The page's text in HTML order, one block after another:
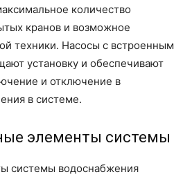
количество
кранов и возможное
техники. Насосы с встроенным
установку и обеспечивают
и отключение в
в системе.
элементы системы
системы водоснабжения